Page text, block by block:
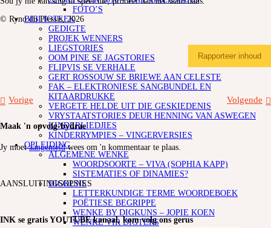
FOTO’S
BIBLIOTEEK
GEDIGTE
PROJEK WENNERS
LIEGSTORIES
OOM PINE SE JAGSTORIES
FLIPVIS SE VERHALE
GERT ROSSOUW SE BRIEWE AAN CELESTE
FAK – ELEKTRONIESE SANGBUNDEL EN
KITAARDRUKKE
VERGETE HELDE UIT DIE GESKIEDENIS
VRYSTAATSTORIES DEUR HENNING VAN ASWEGEN
KINDERLIEDJIES
KINDERRYMPIES – VINGERVERSIES
OPLEIDING
ALGEMENE WENKE
WOORDSOORTE – VIVA (SOPHIA KAPP)
SISTEMATIES OF DINAMIES?
DIGKUNS
LETTERKUNDIGE TERME WOORDEBOEK
POËTIESE BEGRIPPE
WENKE BY DIGKUNS – JOPIE KOEN
WENKE VIR DIGTERS
© Ryno du Plessis, 2026
Rapporteer inhoud
Vorige Volgende
Maak 'n opvolg-bydrae
Jy moetaangemeldwees om 'n kommentaar te plaas.
AANSLUITINGSOPSIES
INK se gratis YOUTUBE kanaal, kom volg ons gerus